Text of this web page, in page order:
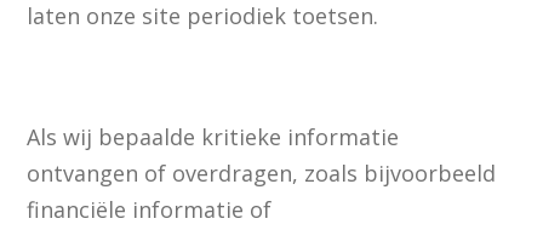
laten onze site periodiek toetsen.
Als wij bepaalde kritieke informatie
ontvangen of overdragen, zoals bijvoorbeeld
financiële informatie of